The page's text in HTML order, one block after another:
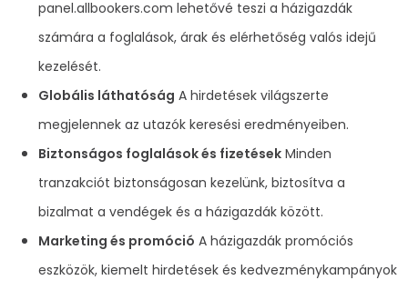
panel.allbookers.com lehetővé teszi a házigazdák
számára a foglalások, árak és elérhetőség valós idejű
kezelését.
Globális láthatóság A hirdetések világszerte
megjelennek az utazók keresési eredményeiben.
Biztonságos foglalások és fizetések Minden
tranzakciót biztonságosan kezelünk, biztosítva a
bizalmat a vendégek és a házigazdák között.
Marketing és promóció A házigazdák promóciós
eszközök, kiemelt hirdetések és kedvezménykampányok